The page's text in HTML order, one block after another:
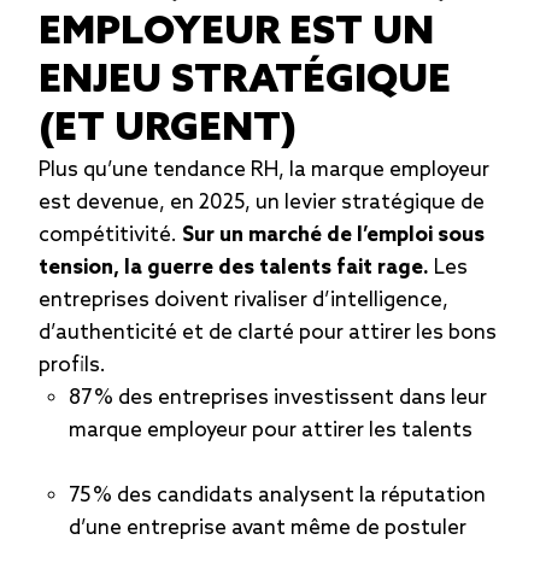
EMPLOYEUR EST UN
ENJEU STRATÉGIQUE
(ET URGENT)
Plus qu’une tendance RH, la marque employeur
est devenue, en 2025, un levier stratégique de
compétitivité. Sur un marché de l’emploi sous
tension, la guerre des talents fait rage. Les
entreprises doivent rivaliser d’intelligence,
d’authenticité et de clarté pour attirer les bons
profils.
87 % des entreprises investissent dans leur
marque employeur pour attirer les talents
75 % des candidats analysent la réputation
d’une entreprise avant même de postuler